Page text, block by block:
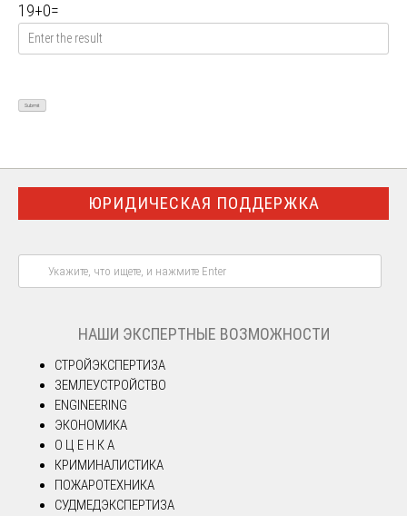
19+0=
ЮРИДИЧЕСКАЯ ПОДДЕРЖКА
НАШИ ЭКСПЕРТНЫЕ ВОЗМОЖНОСТИ
СТРОЙЭКСПЕРТИЗА
ЗЕМЛЕУСТРОЙСТВО
ENGINEERING
ЭКОНОМИКА
О Ц Е Н К А
КРИМИНАЛИСТИКА
ПОЖАРОТЕХНИКА
СУДМЕДЭКСПЕРТИЗА